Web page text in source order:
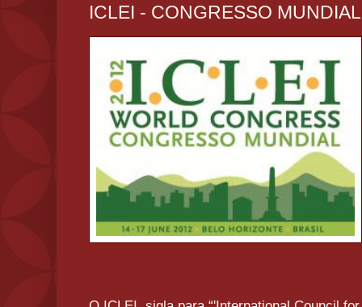
ICLEI - CONGRESSO